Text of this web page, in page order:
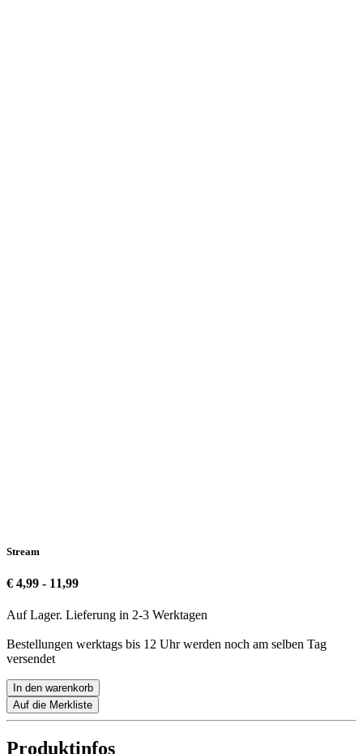
Stream
€ 4,99 - 11,99
Auf Lager. Lieferung in 2-3 Werktagen
Bestellungen werktags bis 12 Uhr werden noch am selben Tag
versendet
In den warenkorb
Auf die Merkliste
Produktinfos